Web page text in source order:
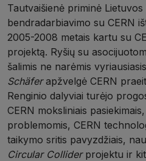
Tautvaišienė priminė
bendradarbiavimo su CERN
2005-2008 metais kartu su
projektą. Ryšių su
šalimis ne narėmis
Schäferapžvelgė CERN
Renginio dalyviai turėjo
CERN moksliniais
problemomis, CERN
taikymo sritis pavyzdžiais,
Circular Collider projektu ir